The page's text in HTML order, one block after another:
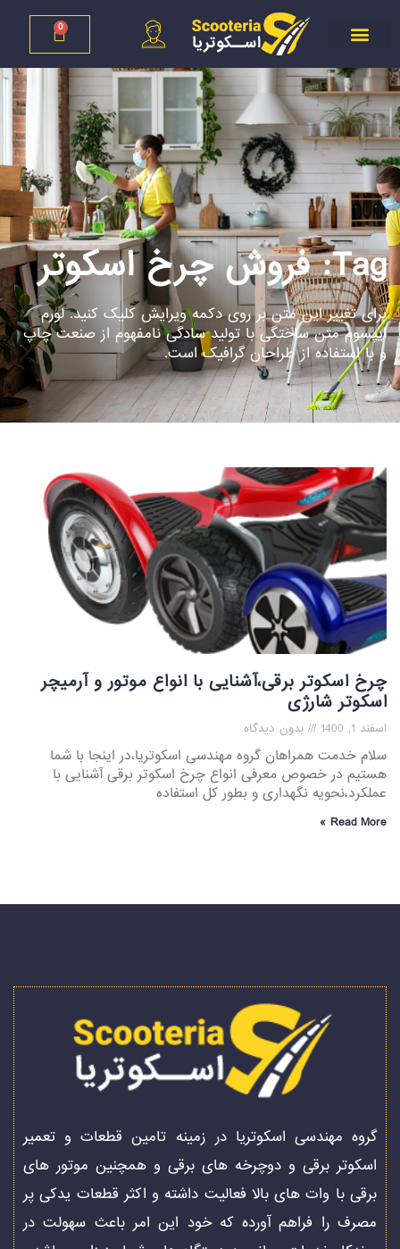
0
Tag: فروش چرخ اسکوتر
برای تغییر این متن بر روی دکمه ویرایش کلیک کنید. لورم
ایپسوم متن ساختگی با تولید سادگی نامفهوم از صنعت چاپ
و با استفاده از طراحان گرافیک است.
چرخ اسکوتر برقی،آشنایی با انواع موتور و آرمیچر
اسکوتر شارژی
اسفند 1, 1400 بدون دیدگاه
سلام خدمت همراهان گروه مهندسی اسکوتریا،در اینجا با شما
هستیم در خصوص معرفی انواع چرخ اسکوتر برقی آشنایی با
عملکرد،نحویه نگهداری و بطور کل استفاده
Read More »
گروه مهندسی اسکوتریا در زمینه تامین قطعات و تعمیر
اسکوتر برقی و دوچرخه های برقی و همچنین موتور های
برقی با وات های بالا فعالیت داشته و اکثر قطعات یدکی پر
مصرف را فراهم آورده که خود این امر باعث سهولت در